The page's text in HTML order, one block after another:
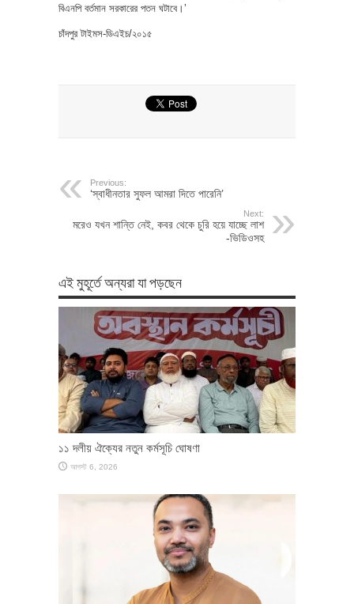
বিএনপি বর্তমান সরকারের পতন ঘটাবে।’
চাঁদপুর টাইমস-ডিএইচ/২০১৫
Previous:
‘স্বাধীনতার সুফল আমরা দিতে পারেনি’
Next:
মরেও যখন শান্তি নেই, কবর থেকে চুরি হয়ে যাচ্ছে লাশ
-ভিডিওসহ
এই মুহূর্তে অন্যরা যা পড়ছেন
১১ দলীয় ঐক্যের নতুন কর্মসূচি ঘোষণা
আগস্ট 6, 2026